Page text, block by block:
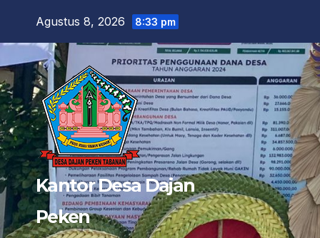
Agustus 8, 2026 8:33 pm
Kantor Desa Dajan
Peken